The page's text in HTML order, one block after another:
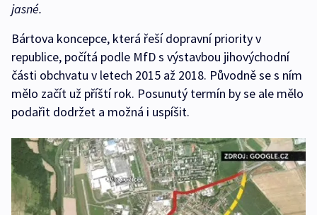
jasné.
Bártova koncepce, která řeší dopravní priority v
republice, počítá podle MfD s výstavbou jihovýchodní
části obchvatu v letech 2015 až 2018. Původně se s ním
mělo začít už příští rok. Posunutý termín by se ale mělo
podařit dodržet a možná i uspíšit.